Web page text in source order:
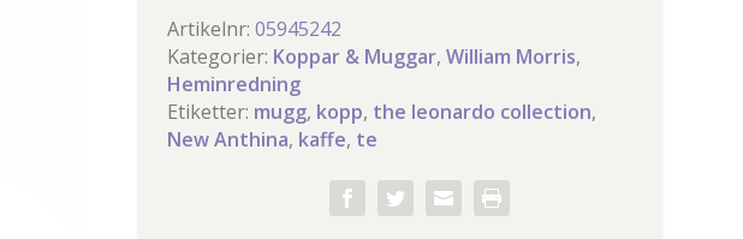
Artikelnr:05945242
Kategorier: Koppar & Muggar,William Morris,
Heminredning
Etiketter: mugg, kopp, the leonardo collection,
New Anthina, kaffe, te